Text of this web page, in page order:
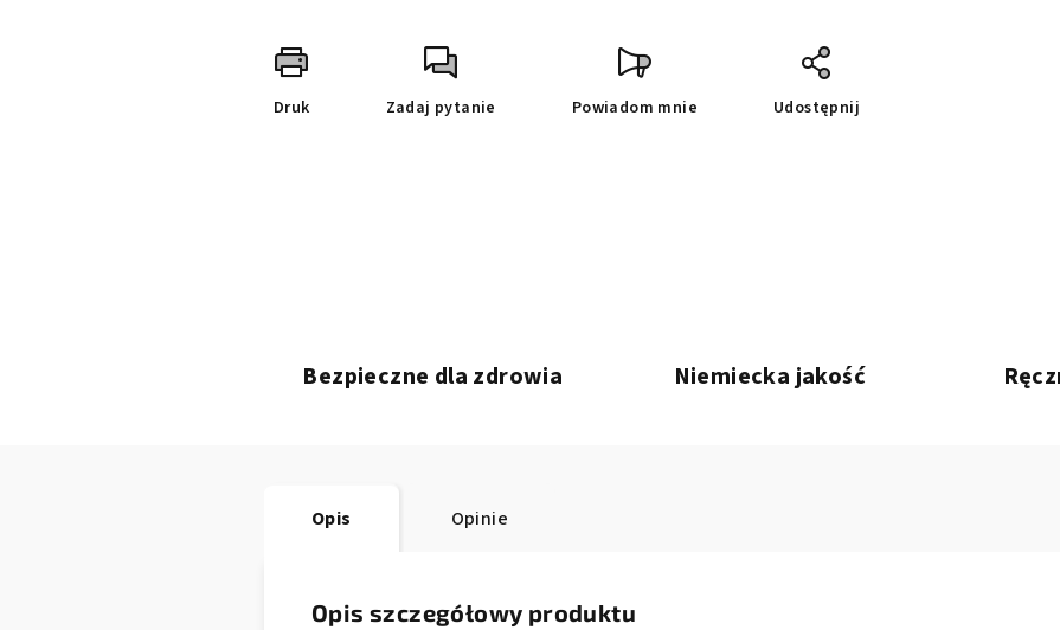
Druk Zadaj pytanie Powiadom mnie Udostępnij
Bezpieczne dla zdrowia Niemiecka jakość
Opis Opinie
Opis szczegółowy produktu